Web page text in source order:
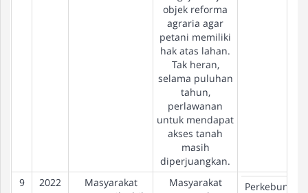
objek reforma
agraria agar
petani memiliki
hak atas lahan.
Tak heran,
selama puluhan
tahun,
perlawanan
untuk mendapat
akses tanah
masih
diperjuangkan.
9 2022
Masyarakat
Masyarakat
Perkebunan